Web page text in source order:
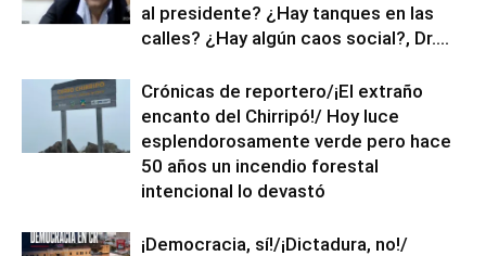
al presidente? ¿Hay tanques en las
calles? ¿Hay algún caos social?, Dr....
Crónicas de reportero/¡El extraño
encanto del Chirripó!/ Hoy luce
esplendorosamente verde pero hace
50 años un incendio forestal
intencional lo devastó
¡Democracia, sí!/¡Dictadura, no!/